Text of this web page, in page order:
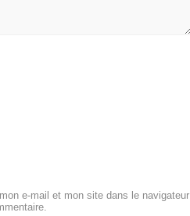
e-mail et mon site dans le navigateur